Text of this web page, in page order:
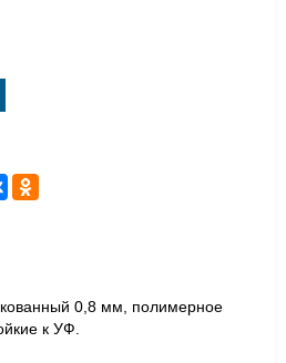
0,8 мм, полимерное
к УФ.